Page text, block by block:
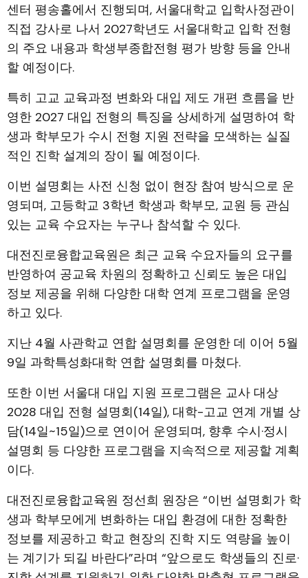
센터 평송홀에서 진행되며, 서울대학교 입학사정관이
직접 강사로 나서 2027학년도 서울대학교 입학 전형
의 주요 내용과 학생부종합전형 평가 방향 등을 안내
할 예정이다.
특히 고교 교육과정 변화와 대입 제도 개편 흐름을 반
영한 2027 대입 전형의 특징을 상세하게 설명하여 학
생과 학부모가 수시 전형 지원 전략을 모색하는 실질
적인 진학 설계의 장이 될 예정이다.
이번 설명회는 사전 신청 없이 현장 참여 방식으로 운
영되며, 고등학교 3학년 학생과 학부모, 교원 등 관심
있는 교육 수요자는 누구나 참석할 수 있다.
대전진로융합교육원은 최근 교육 수요자들의 요구를
반영하여 공교육 차원의 정확하고 신뢰도 높은 대입
정보 제공을 위해 다양한 대학 연계 프로그램을 운영
하고 있다.
지난 4월 사관학교 연합 설명회를 운영한 데 이어 5월
9일 과학특성화대학 연합 설명회를 마쳤다.
또한 이번 서울대 대입 지원 프로그램은 교사 대상
2028 대입 전형 설명회(14일), 대학-고교 연계 개별 상
담(14일~15일)으로 연이어 운영되며, 향후 수시·정시
설명회 등 다양한 프로그램을 지속적으로 제공할 계획
이다.
대전진로융합교육원 정선희 원장은 “이번 설명회가 학
생과 학부모에게 변화하는 대입 환경에 대한 정확한
정보를 제공하고 학교 현장의 진학 지도 역량을 높이
는 계기가 되길 바란다”라며 “앞으로도 학생들의 진로·